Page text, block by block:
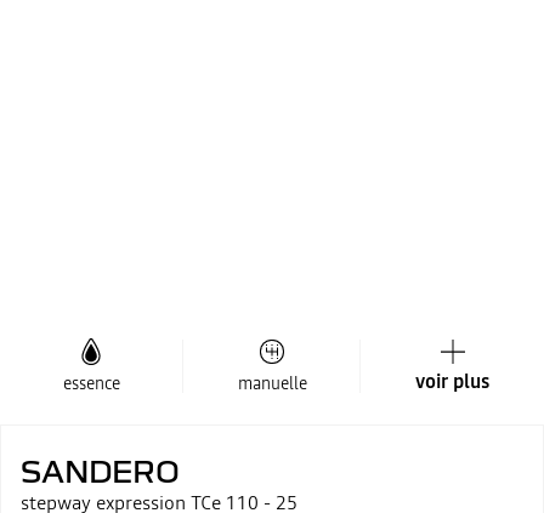
essence manuelle voir plus
SANDERO
stepway expression TCe 110 - 25